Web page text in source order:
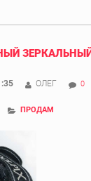
ОЛЕГ 0
ПРОДАМ